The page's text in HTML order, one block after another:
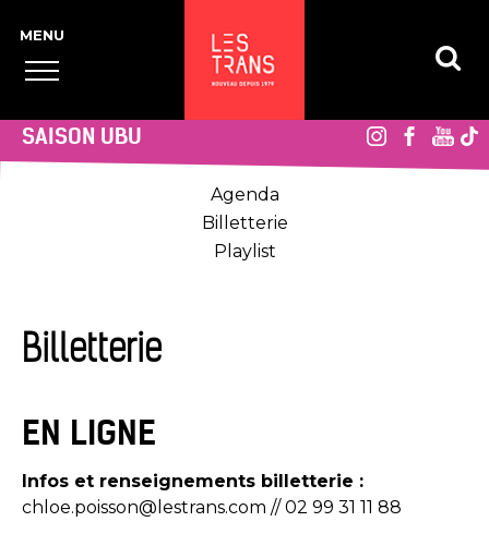
SAISON UBU
Agenda
Billetterie
Playlist
Billetterie
EN LIGNE
Infos et renseignements billetterie :
chloe.poisson@lestrans.com // 02 99 31 11 88